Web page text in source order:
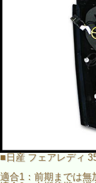
■日産 フェアレディ
適合1：前期までは無